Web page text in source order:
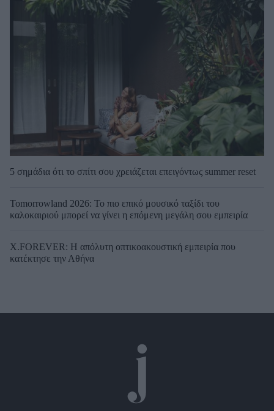
5 σημάδια ότι το σπίτι σου χρειάζεται επειγόντως summer reset
Tomorrowland 2026: Το πιο επικό μουσικό ταξίδι του
καλοκαιριού μπορεί να γίνει η επόμενη μεγάλη σου εμπειρία
X.FOREVER: Η απόλυτη οπτικοακουστική εμπειρία που
κατέκτησε την Αθήνα